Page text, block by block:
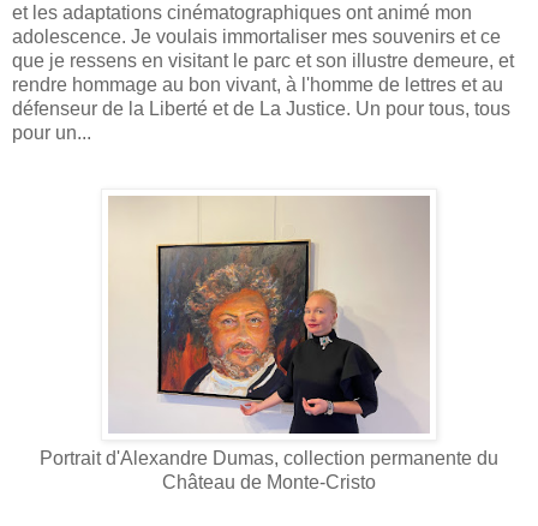
et les adaptations cinématographiques ont animé mon
adolescence. Je voulais immortaliser mes souvenirs et ce
que je ressens en visitant le parc et son illustre demeure, et
rendre hommage au bon vivant, à l'homme de lettres et au
défenseur de la Liberté et de La Justice. Un pour tous, tous
pour un...
Portrait d'Alexandre Dumas, collection permanente du
Château de Monte-Cristo